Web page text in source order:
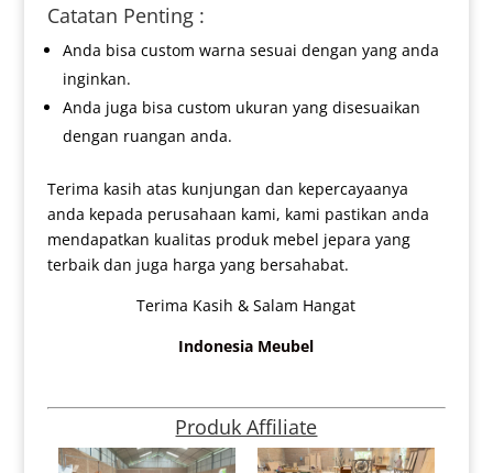
Catatan Penting :
Anda bisa custom warna sesuai dengan yang anda
inginkan.
Anda juga bisa custom ukuran yang disesuaikan
dengan ruangan anda.
Terima kasih atas kunjungan dan kepercayaanya
anda kepada perusahaan kami, kami pastikan anda
mendapatkan kualitas produk mebel jepara yang
terbaik dan juga harga yang bersahabat.
Terima Kasih & Salam Hangat
Indonesia Meubel
Produk Affiliate